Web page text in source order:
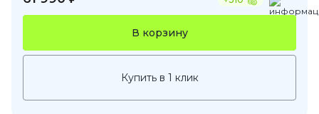
В корзину
Купить в 1 клик